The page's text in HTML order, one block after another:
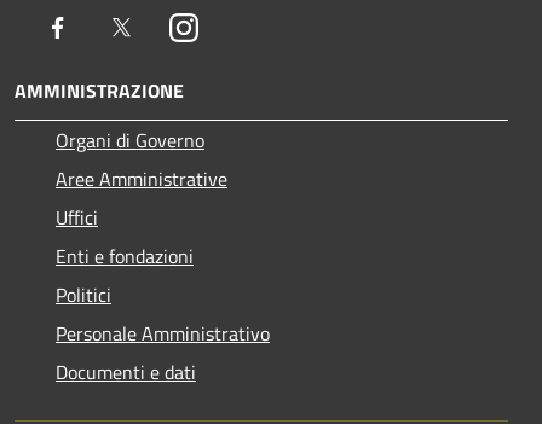
Facebook TwitterInstagram
AMMINISTRAZIONE
Organi di Governo
Aree Amministrative
Uffici
Enti e fondazioni
Politici
Personale Amministrativo
Documenti e dati